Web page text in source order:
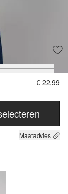
€ 22,99
Maatadvies